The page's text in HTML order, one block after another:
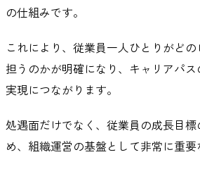
の仕組みです。
これにより、従業員一人ひとりがど
担うのかが明確になり、キャリアパ
実現につながります。
処遇面だけでなく、従業員の成長目
め、組織運営の基盤として非常に重要